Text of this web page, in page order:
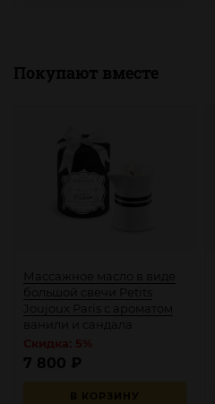
Покупают вместе
Массажное масло в виде
большой свечи Petits
Joujoux Paris с ароматом
ванили и сандала
В КОРЗИНУ
7 800 ₽